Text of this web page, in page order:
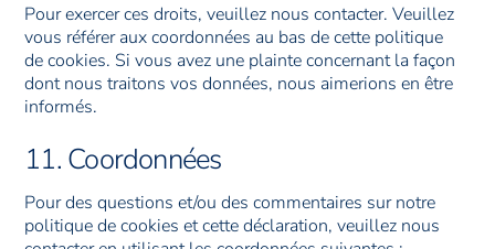
Pour exercer ces droits, veuillez nous contacter. Veuillez
vous référer aux coordonnées au bas de cette politique
de cookies. Si vous avez une plainte concernant la façon
dont nous traitons vos données, nous aimerions en être
informés.
11. Coordonnées
Pour des questions et/ou des commentaires sur notre
politique de cookies et cette déclaration, veuillez nous